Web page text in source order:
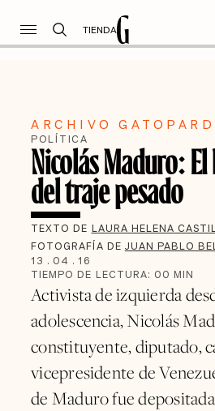
TIENDA
ARCHIVO
POLÍTICA
Nicolás Maduro:
del traje pesado
TEXTO DE LAURA HELENA
FOTOGRAFÍA DE JUAN PABLO
13 . 04 . 16
TIEMPO DE LECTURA: 00 MIN
Activista de izquierda
adolescencia, Nicolás
constituyente, diputado,
vicepresidente de
de Maduro fue